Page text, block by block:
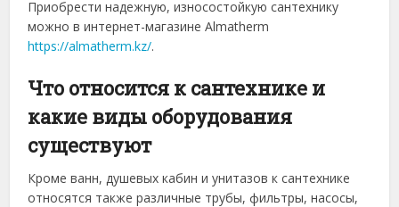
Приобрести надежную, износостойкую сантехнику
можно в интернет-магазине Almatherm
https://almatherm.kz/.
Что относится к сантехнике и
какие виды оборудования
существуют
Кроме ванн, душевых кабин и унитазов к сантехнике
относятся также различные трубы, фильтры, насосы,